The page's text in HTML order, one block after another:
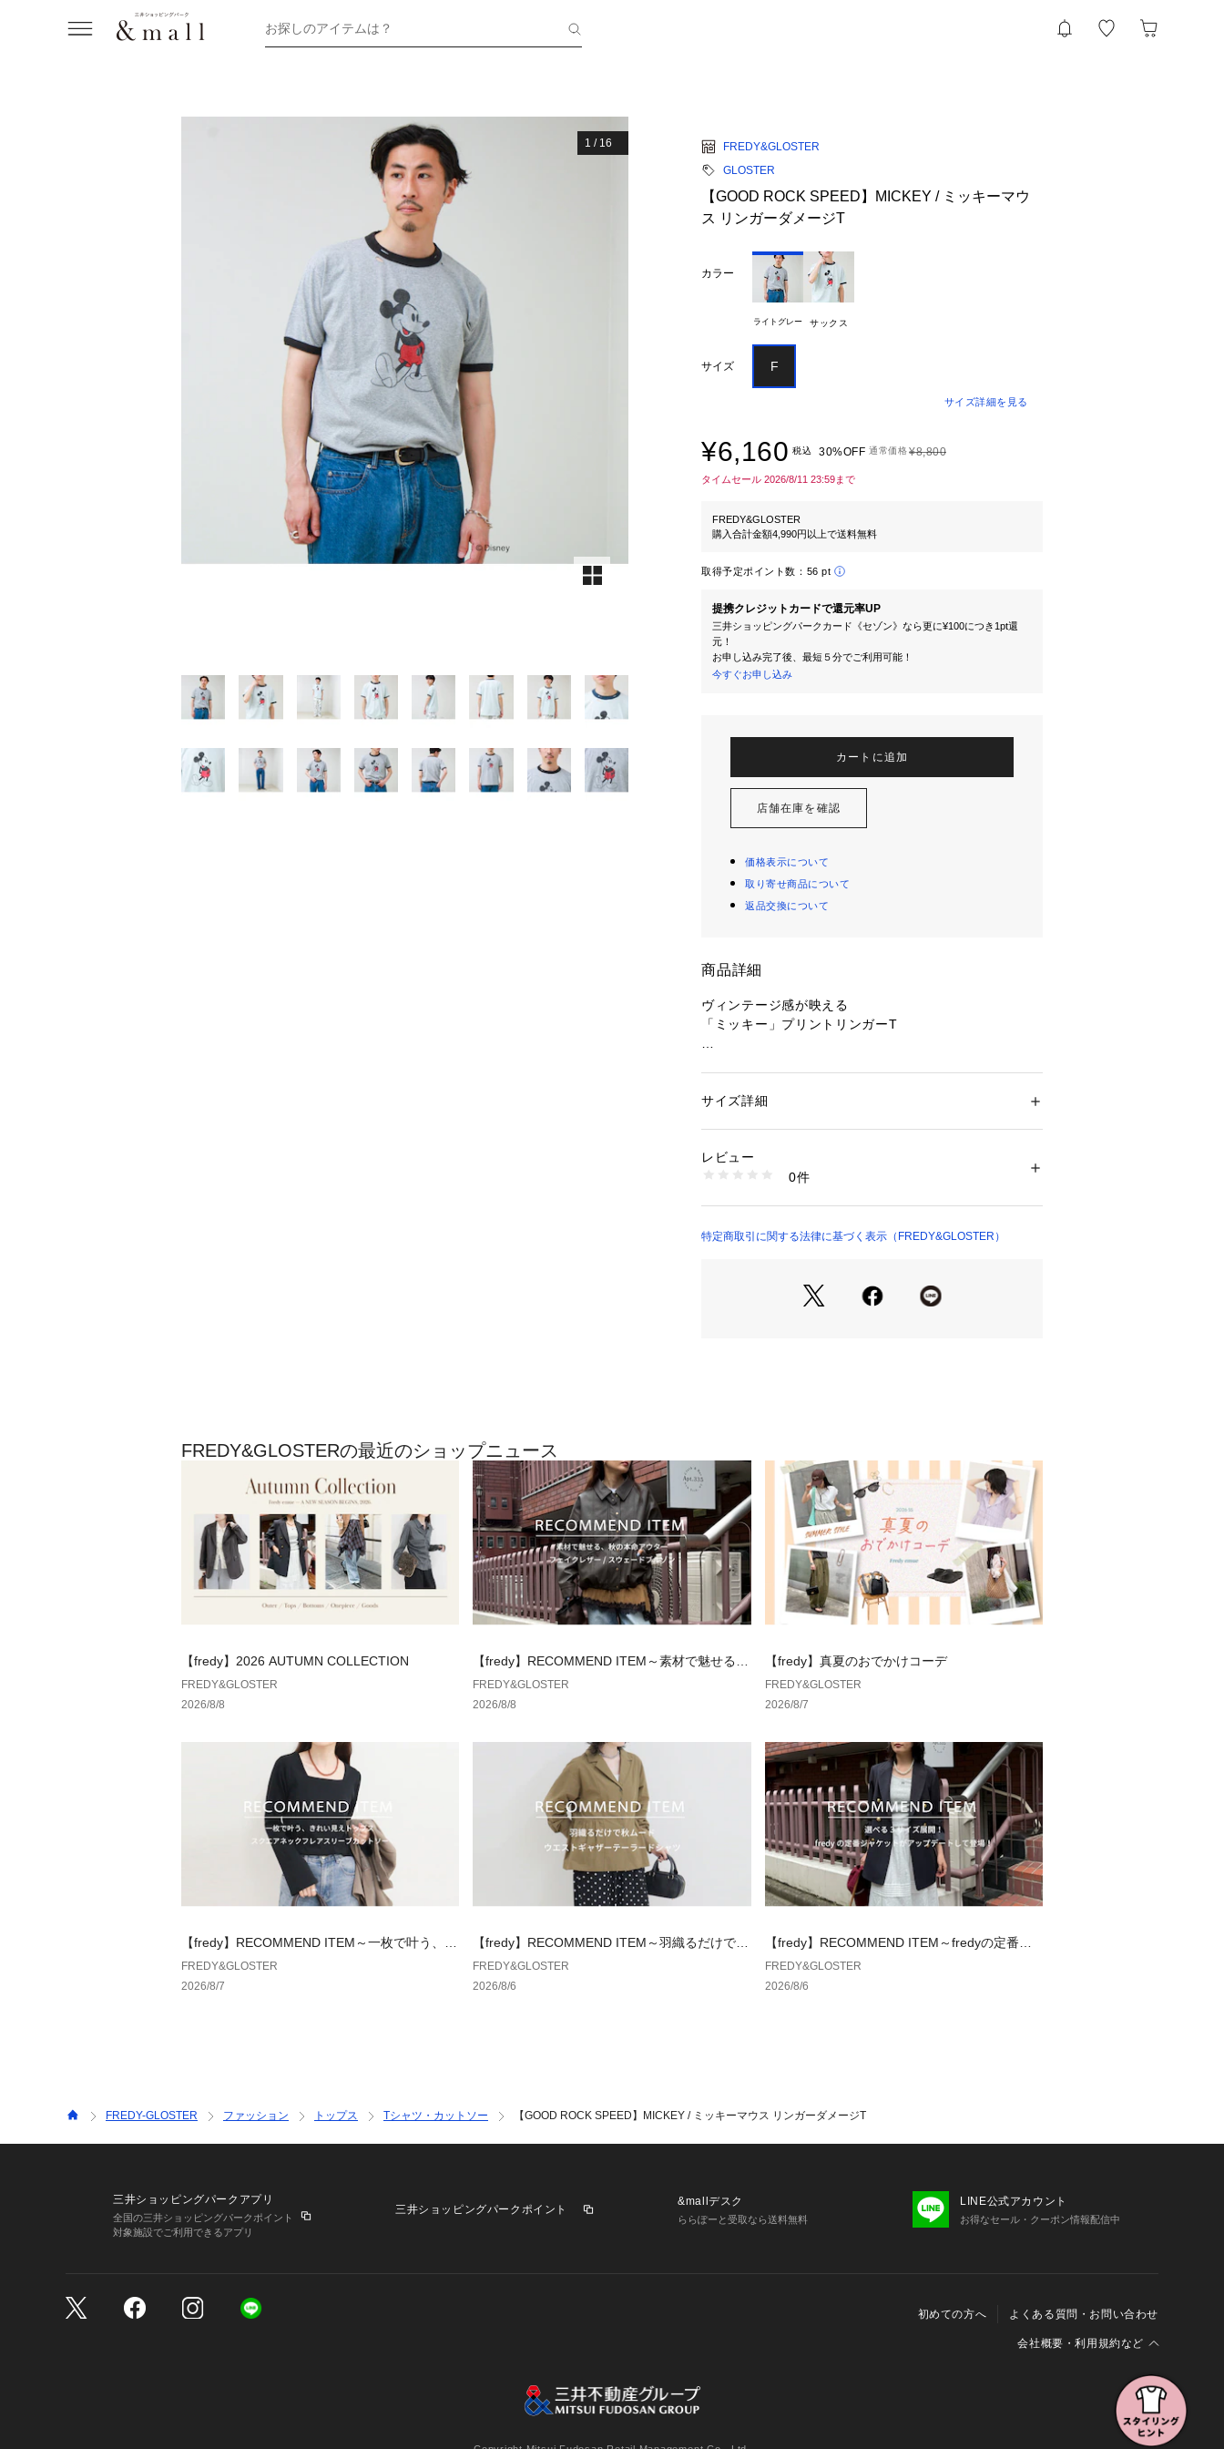
お探しのアイテムは？
1 / 16
FREDY&GLOSTER
GLOSTER
【GOOD ROCK SPEED】MICKEY / ミッキーマウ
ス リンガーダメージT
カラー
ライトグレー サックス
サイズ F
サイズ詳細を見る
¥6,160 税込 30%OFF 通常価格¥8,800
タイムセール 2026/8/11 23:59まで
FREDY&GLOSTER
購入合計金額4,990円以上で送料無料
取得予定ポイント数： 56 pt
提携クレジットカードで還元率UP
三井ショッピングパークカード《セゾン》なら更に¥100につき1pt還
元！
お申し込み完了後、最短５分でご利用可能！
今すぐお申し込み
カートに追加
店舗在庫を確認
価格表示について
取り寄せ商品について
返品交換について
商品詳細
ヴィンテージ感が映える
「ミッキー」プリントリンガーT
人気キャラクター「Mickey Mouse（ミッキーマウ
・ リンガーデザインでレトロな雰囲気
配色リブがアクセントになり、シンプルながらもスタイ
ネック部分に施したダメージが、古着のような雰囲気を
脇に縫い目のない作りで、肌あたりが良く快適な着心
■おすすめスタイリング
・デニム合わせで王道アメカジ
リンガーTの雰囲気を活かした定番スタイル
・スラックスで大人カジュアル
キャラTを落ち着いた印象に昇華
・ショーツで軽快な夏コーデ
リラックス感のあるシーズンスタイル
・シャツのインナー使い
リンガーの配色をアクセントに
#GOODROCKSPEED #MICKEY #ミッキーマウス #デ
【GOOD ROCK SPEED/グッドロックスピード】
2010年に誕生したカットソーブランド。アメカジテイス
トのグラフィックや、ヴィンテージライクな風合い、着
古されたヴィンテージ感があるのに、何故かどこかイマ
っぽい。そんな思いを大切にしながらひとつひとつデザ
インしているブランドです。
※お取扱い上のご注意
アテンションタグを必ずご確認の上、着用又はお取り扱
※店頭及び屋外での撮影画像は、光の当たり具合で色味
が違って見える場合があります。
※商品画像に関しては出来る限り忠実に表示出来るよう
性別：メンズ
商品番号：
6-0640-3-53-015 （ショップ）
サイズ詳細
レビュー
0件
特定商取引に関する法律に基づく表示（FREDY&GLOSTER）
FREDY&GLOSTERの最近のショップニュース
【fredy】2026 AUTUMN COLLECTION
FREDY&GLOSTER
2026/8/8
【fredy】RECOMMEND ITEM～素材で魅せる、
秋の本命アウター～
FREDY&GLOSTER
2026/8/8
【fredy】真夏のおでかけコーデ
FREDY&GLOSTER
2026/8/7
【fredy】RECOMMEND ITEM～一枚で叶う、き
れい見えトップス～
FREDY&GLOSTER
2026/8/7
【fredy】RECOMMEND ITEM～羽織るだけで秋
ムード、ウエストギャザーテーラードシャツ～
FREDY&GLOSTER
2026/8/6
【fredy】RECOMMEND ITEM～fredyの定番ジ
ャケットがアップデートして登場！～
FREDY&GLOSTER
2026/8/6
FREDY-GLOSTER ファッション トップス Tシャツ・カットソー 【GOOD ROCK SPEED】MICKEY / ミッキーマウス リンガーダメージT
三井ショッピングパークアプリ
全国の三井ショッピングパークポイント
対象施設でご利用できるアプリ
三井ショッピングパークポイント
&mallデスク
ららぽーと受取なら送料無料
LINE公式アカウント
お得なセール・クーポン情報配信中
初めての方へ よくある質問・お問い合わせ
会社概要・利用規約など
特定商取引に関する法律に基づく表示
個人情報保護方針 個人情報の取り扱いについて
Cookieおよびアクセスログについて
三井不動産グループ ソーシャルメディアガイドライン